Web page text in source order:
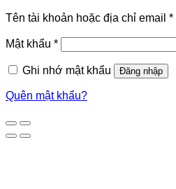
Tên tài khoản hoặc địa chỉ email *
Mật khẩu *
Ghi nhớ mật khẩu Đăng nhập
Quên mật khẩu?